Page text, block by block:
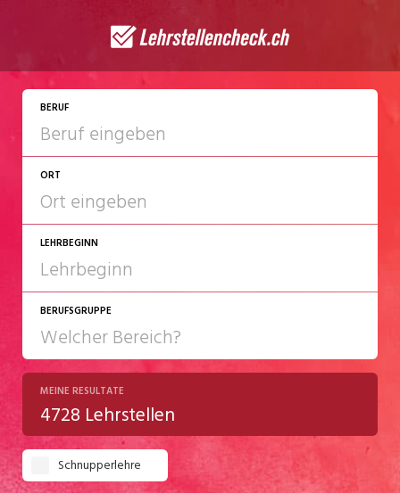
BERUF
ORT
LEHRBEGINN
2027
2028
BERUFSGRUPPE
Chemie/Pharma
Gastgewerbe
Gesundheit/Pflege/Soziales
MEINE RESULTATE
4728 Lehrstellen
Schnupperlehre